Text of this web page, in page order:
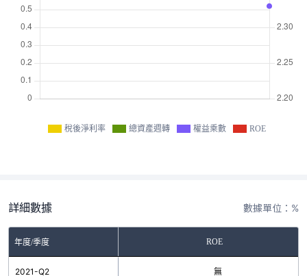
稅後淨利率 總資產週轉 權益乘數 ROE
詳細數據 數據單位：%
年度/季度 ROE
2021-Q2 無